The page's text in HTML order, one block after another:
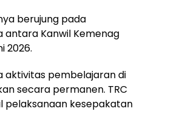
berujung pada
Kanwil Kemenag
2026.
aktivitas pembelajaran di
secara permanen. TRC
pelaksanaan kesepakatan